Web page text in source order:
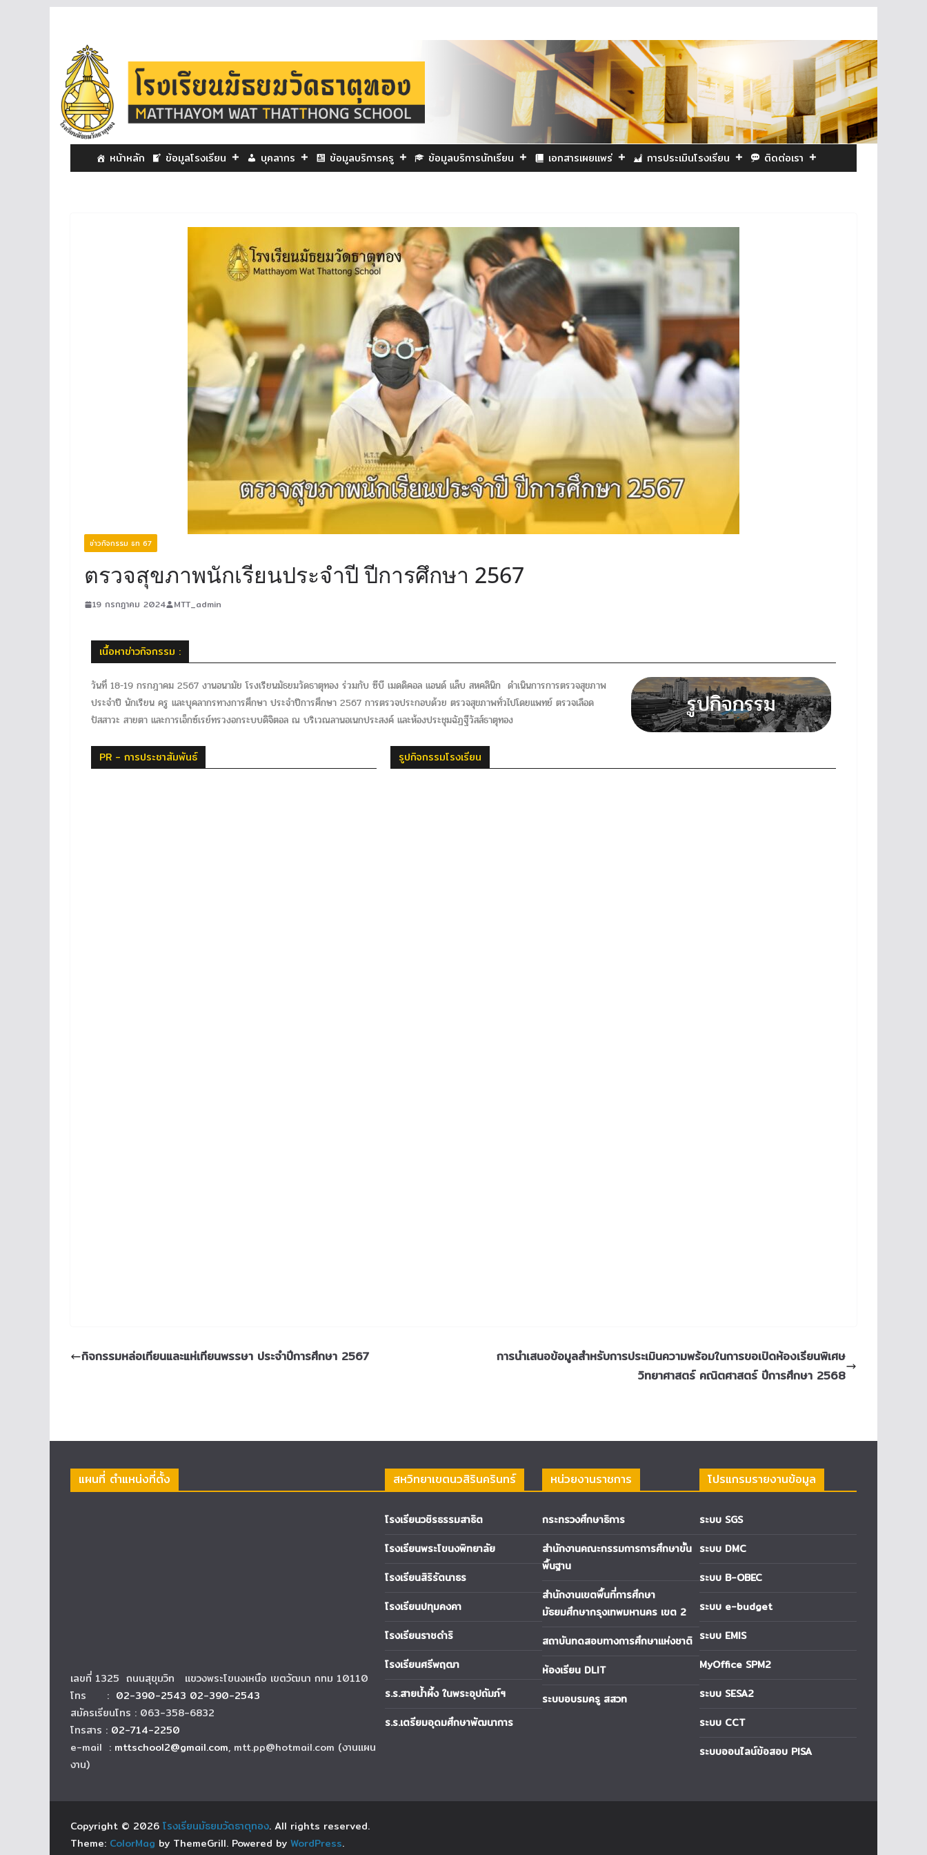
หน้าหลัก ข้อมูลโรงเรียน บุคลากร ข้อมูลบริการครู ข้อมูลบริการนักเรียน เอกสารเผยแพร่ การประเมินโรงเรียน ติดต่อเรา
ข่าวกิจกรรม ธท 67
ตรวจสุขภาพนักเรียนประจำปี ปีการศึกษา 2567
19 กรกฎาคม 2024 MTT_admin
เนื้อหาข่าวกิจกรรม :
วันที่ 18-19 กรกฎาคม 2567 งานอนามัย โรงเรียนมัธยมวัดธาตุทอง ร่วมกับ ซีบี เมดดิคอล แอนด์ แล็บ สหคลินิก ดำเนินการการตรวจสุขภาพ
ประจำปี นักเรียน ครู และบุคลากรทางการศึกษา ประจำปีการศึกษา 2567 การตรวจประกอบด้วย ตรวจสุขภาพทั่วไปโดยแพทย์ ตรวจเลือด
ปัสสาวะ สายตา และการเอ็กซ์เรย์ทรวงอกระบบดิจิตอล ณ บริเวณลานอเนกประสงค์ และห้องประชุมฉัฏฐีวัสส์ธาตุทอง
PR - การประชาสัมพันธ์ รูปกิจกรรมโรงเรียน
กิจกรรมหล่อเทียนและแห่เทียนพรรษา ประจำปีการศึกษา 2567
การนำเสนอข้อมูลสำหรับการประเมินความพร้อมในการขอเปิดห้องเรียนพิเศษ
วิทยาศาสตร์ คณิตศาสตร์ ปีการศึกษา 2568
แผนที่ ตำแหน่งที่ตั้ง
เลขที่ 1325 ถนนสุขุมวิท แขวงพระโขนงเหนือ เขตวัฒนา กทม 10110
โทร : 02-390-2543 02-390-2543
สมัครเรียนโทร : 063-358-6832
โทรสาร : 02-714-2250
e-mail : mttschool2@gmail.com, mtt.pp@hotmail.com (งานแผน
งาน)
สหวิทยาเขตนวสิรินครินทร์
โรงเรียนวชิรธรรมสาธิต
โรงเรียนพระโขนงพิทยาลัย
โรงเรียนสิริรัตนาธร
โรงเรียนปทุมคงคา
โรงเรียนราชดำริ
โรงเรียนศรีพฤฒา
ร.ร.สายน้ำผึ้ง ในพระอุปถัมภ์ฯ
ร.ร.เตรียมอุดมศึกษาพัฒนาการ
หน่วยงานราชการ
กระทรวงศึกษาธิการ
สำนักงานคณะกรรมการการศึกษาขั้น
พื้นฐาน
สำนักงานเขตพื้นที่การศึกษา
มัธยมศึกษากรุงเทพมหานคร เขต 2
สถาบันทดสอบทางการศึกษาแห่งชาติ
ห้องเรียน DLIT
ระบบอบรมครู สสวท
โปรแกรมรายงานข้อมูล
ระบบ SGS
ระบบ DMC
ระบบ B-OBEC
ระบบ e-budget
ระบบ EMIS
MyOffice SPM2
ระบบ SESA2
ระบบ CCT
ระบบออนไลน์ข้อสอบ PISA
Copyright © 2026 โรงเรียนมัธยมวัดธาตุทอง. All rights reserved.
Theme: ColorMag by ThemeGrill. Powered by WordPress.